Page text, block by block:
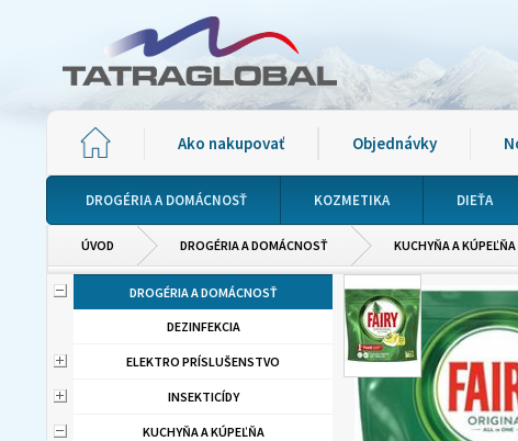
Ako nakupovať Objednávky
DROGÉRIA A DOMÁCNOSŤ KOZMETIKA DIEŤA
ÚVOD DROGÉRIA A DOMÁCNOSŤ KUCHYŇA A KÚPEĽŇA
DROGÉRIA A DOMÁCNOSŤ
DEZINFEKCIA
ELEKTRO PRÍSLUŠENSTVO
INSEKTICÍDY
KUCHYŇA A KÚPEĽŇA